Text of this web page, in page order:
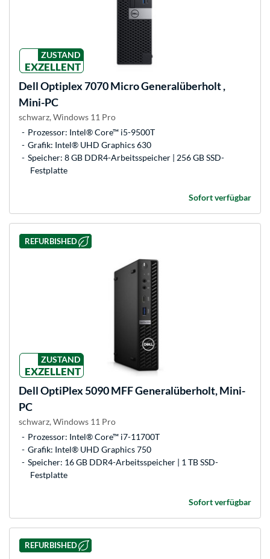
ZUSTAND
EXZELLENT
DellOptiplex 7070 Micro Generalüberholt ,
Mini-PC
schwarz, Windows 11 Pro
Prozessor: Intel® Core™ i5-9500T
Grafik: Intel® UHD Graphics 630
Speicher: 8 GB DDR4-Arbeitsspeicher | 256 GB SSD-
Festplatte
Sofort verfügbar
REFURBISHED
ZUSTAND
EXZELLENT
DellOptiPlex 5090 MFF Generalüberholt, Mini-
PC
schwarz, Windows 11 Pro
Prozessor: Intel® Core™ i7-11700T
Grafik: Intel® UHD Graphics 750
Speicher: 16 GB DDR4-Arbeitsspeicher | 1 TB SSD-
Festplatte
Sofort verfügbar
REFURBISHED